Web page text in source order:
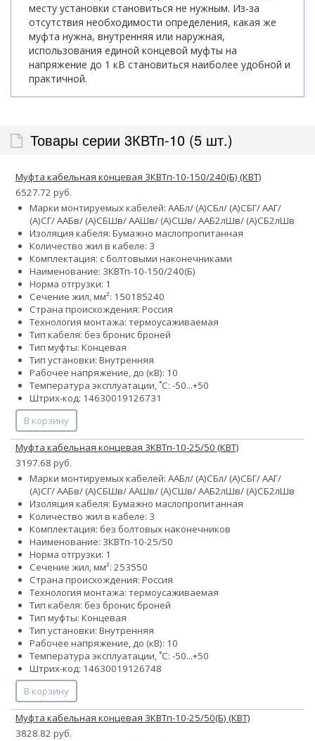
месту установки становиться не нужным. Из-за
отсутствия необходимости определения, какая же
муфта нужна, внутренняя или наружная,
использования единой концевой муфты на
напряжение до 1 кВ становиться наиболее удобной и
практичной.
Товары серии 3КВТп-10 (5 шт.)
Муфта кабельная концевая 3КВТп-10-150/240(Б) (КВТ)
6527.72 руб.
Марки монтируемых кабелей: ААБл/ (А)СБл/ (А)СБГ/ ААГ/
(А)СГ/ ААБв/ (А)СБШв/ ААШв/ (А)СШв/ ААБ2лШв/ (А)СБ2лШв
Изоляция кабеля: Бумажно маслопропитанная
Количество жил в кабеле: 3
Комплектация: с болтовыми наконечниками
Наименование: 3КВТп-10-150/240(Б)
Норма отгрузки: 1
Сечение жил, мм²: 150185240
Страна происхождения: Россия
Технология монтажа: термоусаживаемая
Тип кабеля: без бронис броней
Тип муфты: Концевая
Тип установки: Внутренняя
Рабочее напряжение, до (кВ): 10
Температура эксплуатации, ˚С: -50...+50
Штрих-код: 14630019126731
В корзину
Муфта кабельная концевая 3КВТп-10-25/50 (КВТ)
3197.68 руб.
Марки монтируемых кабелей: ААБл/ (А)СБл/ (А)СБГ/ ААГ/
(А)СГ/ ААБв/ (А)СБШв/ ААШв/ (А)СШв/ ААБ2лШв/ (А)СБ2лШв
Изоляция кабеля: Бумажно маслопропитанная
Количество жил в кабеле: 3
Комплектация: без болтовых наконечников
Наименование: 3КВТп-10-25/50
Норма отгрузки: 1
Сечение жил, мм²: 253550
Страна происхождения: Россия
Технология монтажа: термоусаживаемая
Тип кабеля: без бронис броней
Тип муфты: Концевая
Тип установки: Внутренняя
Рабочее напряжение, до (кВ): 10
Температура эксплуатации, ˚С: -50...+50
Штрих-код: 14630019126748
В корзину
Муфта кабельная концевая 3КВТп-10-25/50(Б) (КВТ)
3828.82 руб.